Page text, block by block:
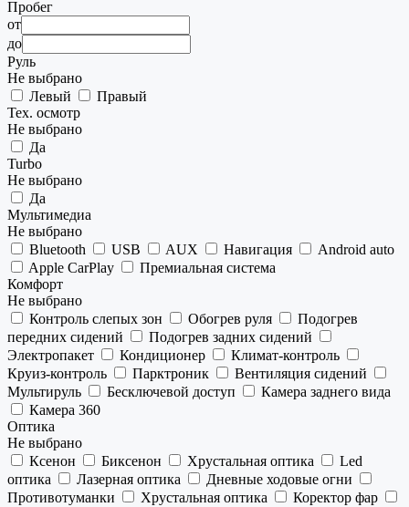
Пробег
от
до
Руль
Не выбрано
Левый
Правый
Тех. осмотр
Не выбрано
Да
Turbo
Не выбрано
Да
Мультимедиа
Не выбрано
Bluetooth
USB AUX Навигация
Android auto
Apple CarPlay
Премиальная система
Комфорт
Не выбрано
Контроль слепых зон
Обогрев руля
Подогрев
передних сидений
Подогрев задних сидений
Электропакет
Кондиционер
Климат-контроль
Круиз-контроль
Парктроник
Вентиляция сидений
Мультируль
Бесключевой доступ
Камера заднего вида
Камера 360
Оптика
Не выбрано
Ксенон
Биксенон Хрустальная оптика
Led
оптика
Лазерная оптика
Дневные ходовые огни
Противотуманки
Хрустальная оптика
Коректор фар